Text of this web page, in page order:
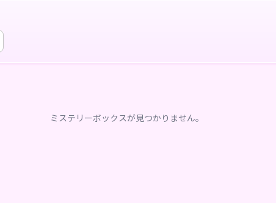
ミステリーボックスが見つかりません。